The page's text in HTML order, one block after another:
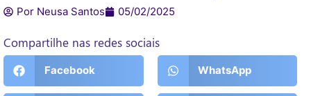
Por Neusa Santos 05/02/2025
Compartilhe nas redes sociais
Facebook WhatsApp